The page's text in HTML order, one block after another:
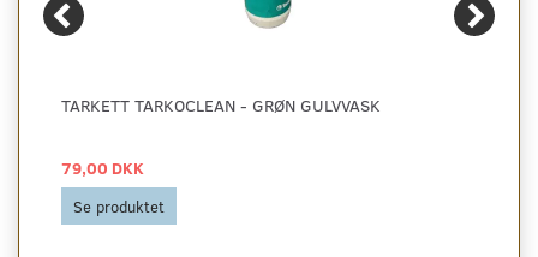
TARKETT TARKOCLEAN - GRØN GULVVASK
79,00 DKK
Se produktet